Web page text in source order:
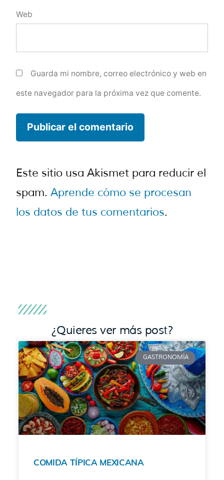
Web
Guarda mi nombre, correo electrónico y web en
este navegador para la próxima vez que comente.
Este sitio usa Akismet para reducir el
spam. Aprende cómo se procesan
los datos de tus comentarios.
¿Quieres ver más post?
GASTRONOMÍA
COMIDA TÍPICA MEXICANA